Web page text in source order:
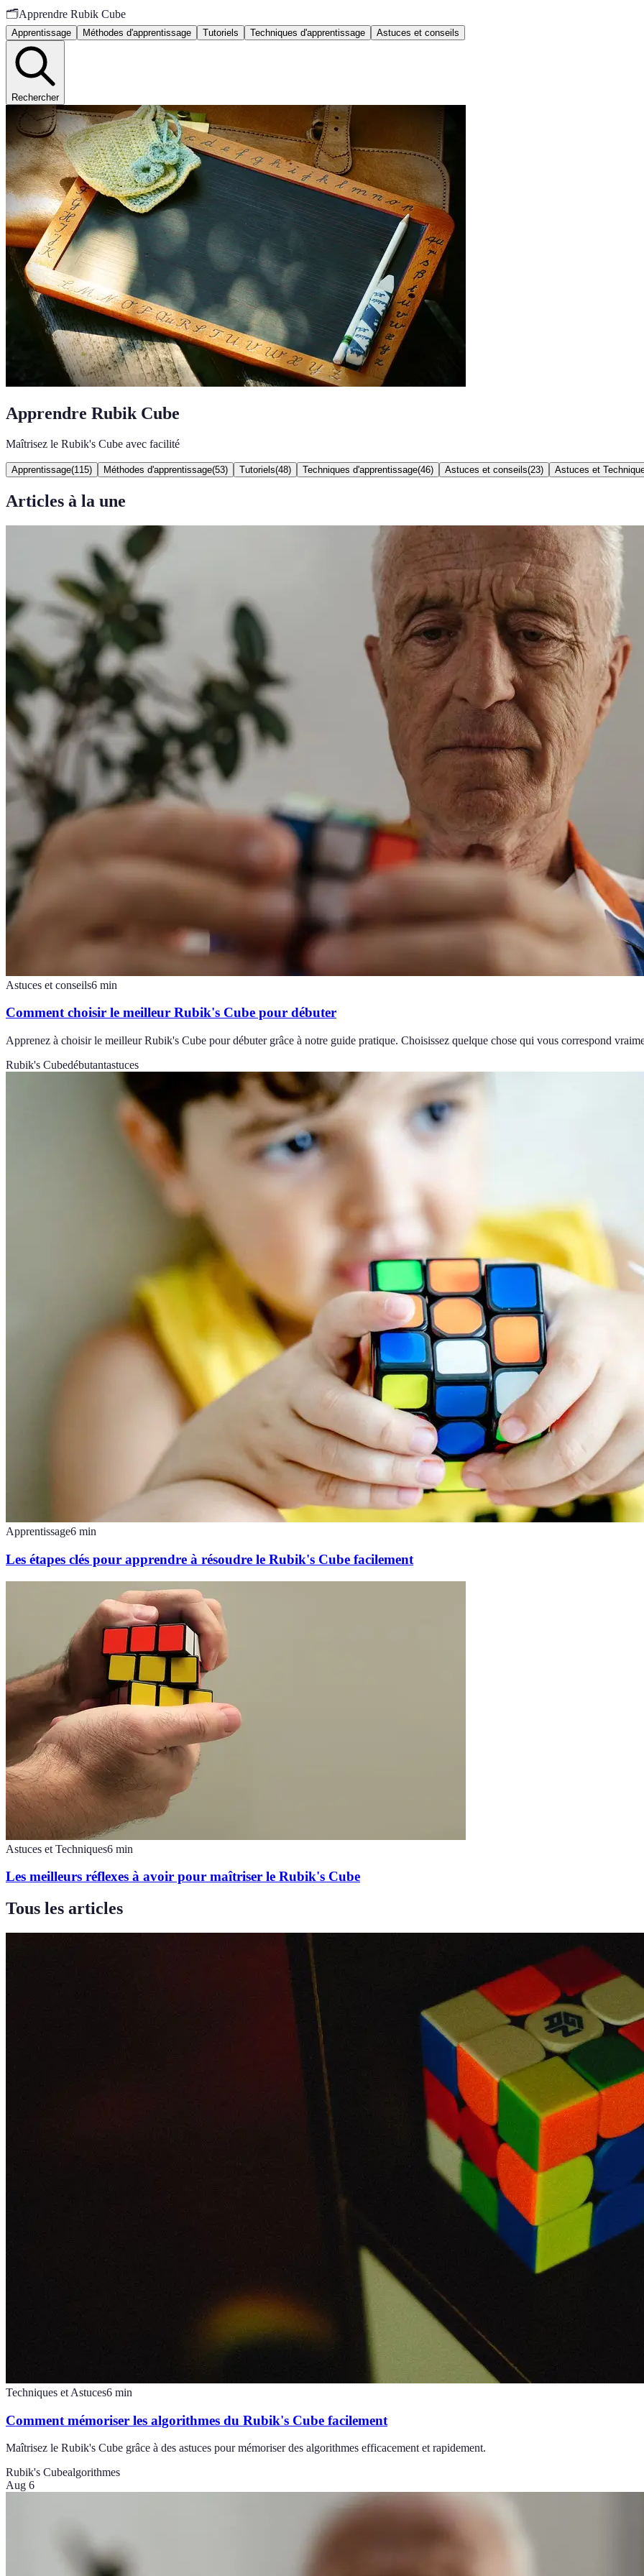
🗂️Apprendre Rubik Cube
Apprentissage Méthodes d'apprentissage Tutoriels Techniques d'apprentissage Astuces et conseils
Rechercher
Apprendre Rubik Cube
Maîtrisez le Rubik's Cube avec facilité
Apprentissage(115) Méthodes d'apprentissage(53) Tutoriels(48) Techniques d'apprentissage(46) Astuces et conseils(23) Astuces et
Articles à la une
Astuces et conseils6 min
Comment choisir le meilleur Rubik's Cube pour débuter
Apprenez à choisir le meilleur Rubik's Cube pour débuter grâce à notre guide pratique. Choisissez quelque chose qui vous correspond
Rubik's Cubedébutantastuces
Apprentissage6 min
Les étapes clés pour apprendre à résoudre le Rubik's Cube facilement
Astuces et Techniques6 min
Les meilleurs réflexes à avoir pour maîtriser le Rubik's Cube
Tous les articles
Techniques et Astuces6 min
Comment mémoriser les algorithmes du Rubik's Cube facilement
Maîtrisez le Rubik's Cube grâce à des astuces pour mémoriser des algorithmes efficacement et rapidement.
Rubik's Cubealgorithmes
Aug 6